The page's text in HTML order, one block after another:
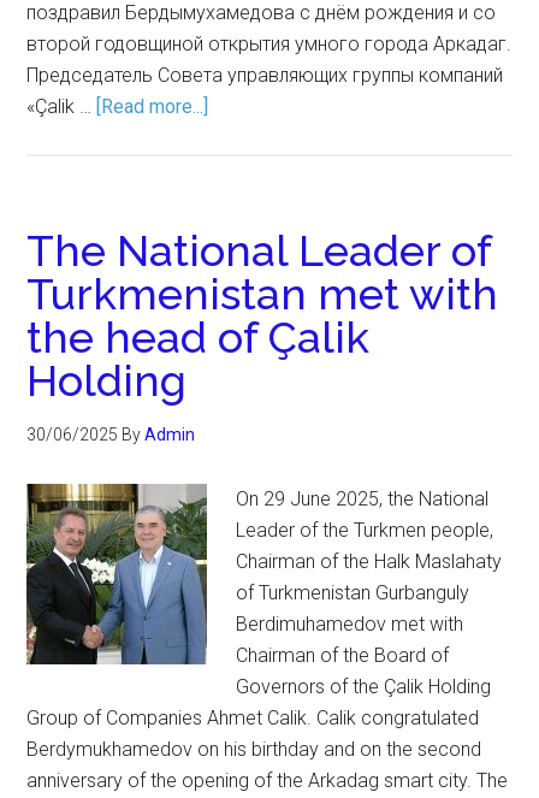
поздравил Бердымухамедова с днём рождения и со
второй годовщиной открытия умного города Аркадаг.
Председатель Совета управляющих группы компаний
«Çalik … [Read more...]
The National Leader of
Turkmenistan met with
the head of Çalik
Holding
30/06/2025 ByAdmin
On 29 June 2025, the National
Leader of the Turkmen people,
Chairman of the Halk Maslahaty
of Turkmenistan Gurbanguly
Berdimuhamedov met with
Chairman of the Board of
Governors of the Çalik Holding
Group of Companies Ahmet Calik. Calik congratulated
Berdymukhamedov on his birthday and on the second
anniversary of the opening of the Arkadag smart city. The